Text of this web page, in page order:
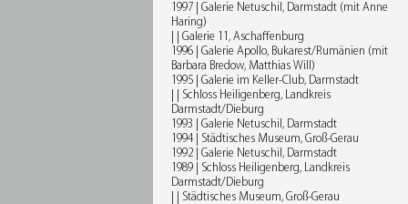
1997 | Galerie Netuschil, Darmstadt (mit Anne
Haring)
| | Galerie 11, Aschaffenburg
1996 | Galerie Apollo, Bukarest/Rumänien (mit
Barbara Bredow, Matthias Will)
1995 | Galerie im Keller-Club, Darmstadt
| | Schloss Heiligenberg, Landkreis
Darmstadt/Dieburg
1993 | Galerie Netuschil, Darmstadt
1994 | Städtisches Museum, Groß-Gerau
1992 | Galerie Netuschil, Darmstadt
1989 | Schloss Heiligenberg, Landkreis
Darmstadt/Dieburg
| | Städtisches Museum, Groß-Gerau